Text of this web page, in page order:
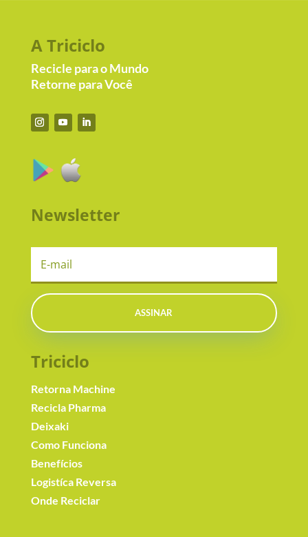
A Triciclo
Recicle para o Mundo
Retorne para Você
Newsletter
ASSINAR
Triciclo
Retorna Machine
Recicla Pharma
Deixaki
Como Funciona
Benefícios
Logistíca Reversa
Onde Reciclar